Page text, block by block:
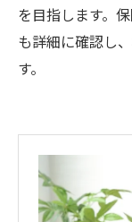
を目指します。
も詳細に確認し
す。